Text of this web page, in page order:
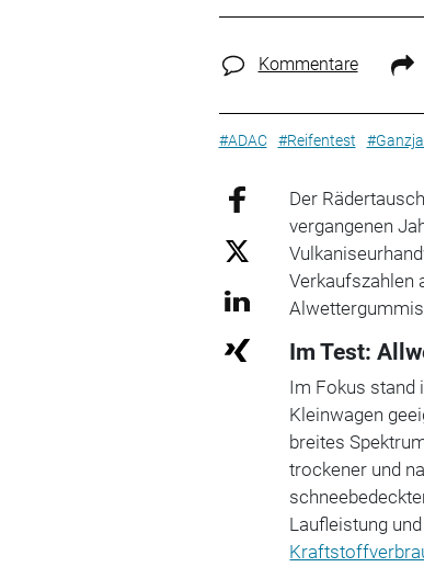
Kommentare
#ADAC #Reifentest
Der
vergangenen
Verkaufszahlen
Im Test:
Im Fokus stand
Kleinwagen
breites
trockener und
Laufleistung